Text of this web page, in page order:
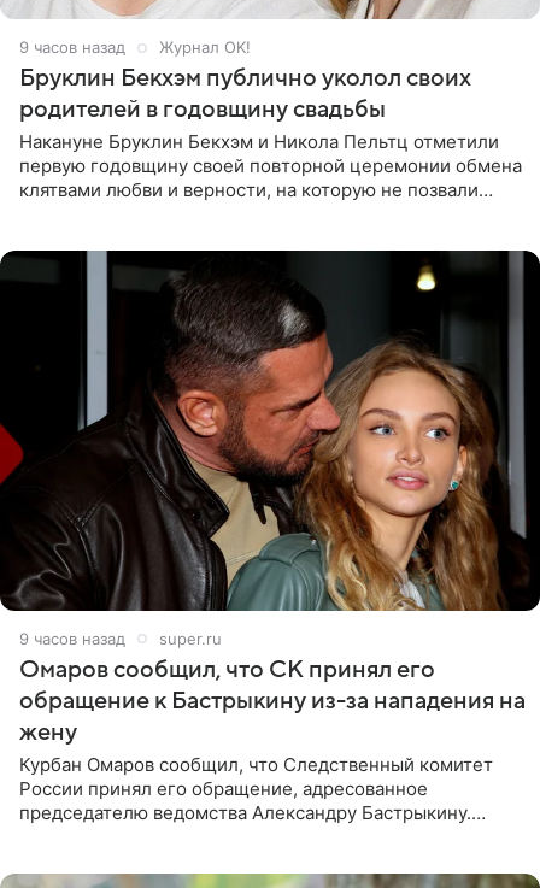
9 часов назад Журнал OK!
Бруклин Бекхэм публично уколол своих
родителей в годовщину свадьбы
Накануне Бруклин Бекхэм и Никола Пельтц отметили
первую годовщину своей повторной церемонии обмена
клятвами любви и верности, на которую не позвали
9 часов назад super.ru
Омаров сообщил, что СК принял его
обращение к Бастрыкину из-за нападения на
жену
Курбан Омаров сообщил, что Следственный комитет
России принял его обращение, адресованное
председателю ведомства Александру Бастрыкину.